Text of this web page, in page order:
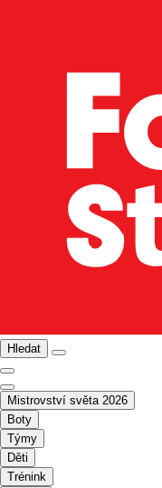
Hledat
Mistrovství světa 2026
Boty
Týmy
Děti
Trénink